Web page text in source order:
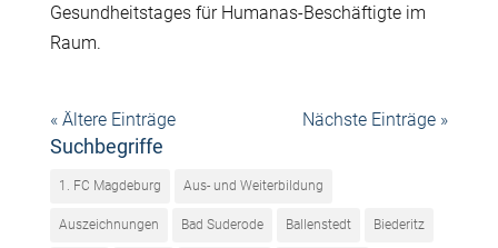
Gesundheitstages für Humanas-Beschäftigte im
Raum.
« Ältere Einträge Nächste Einträge »
Suchbegriffe
1. FC Magdeburg Aus- und Weiterbildung
Auszeichnungen Bad Suderode Ballenstedt Biederitz